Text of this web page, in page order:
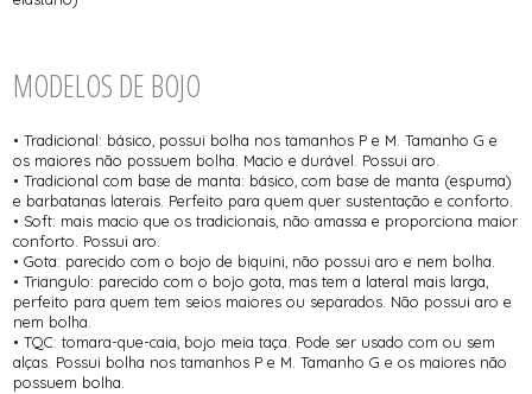
MODELOS DE BOJO
• Tradicional: básico, possui bolha nos tamanhos P e M. Tamanho G e
os maiores não possuem bolha. Macio e durável. Possui aro.
• Tradicional com base de manta: básico, com base de manta (espuma)
e barbatanas laterais. Perfeito para quem quer sustentação e conforto.
• Soft: mais macio que os tradicionais, não amassa e proporciona maior
conforto. Possui aro.
• Gota: parecido com o bojo de biquini, não possui aro e nem bolha.
• Triangulo: parecido com o bojo gota, mas tem a lateral mais larga,
perfeito para quem tem seios maiores ou separados. Não possui aro e
nem bolha.
• TQC: tomara-que-caia, bojo meia taça. Pode ser usado com ou sem
alças. Possui bolha nos tamanhos P e M. Tamanho G e os maiores não
possuem bolha.